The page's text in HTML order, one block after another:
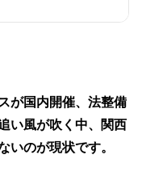
が国内開催、法整備
い風が吹く中、関西
のが現状です。